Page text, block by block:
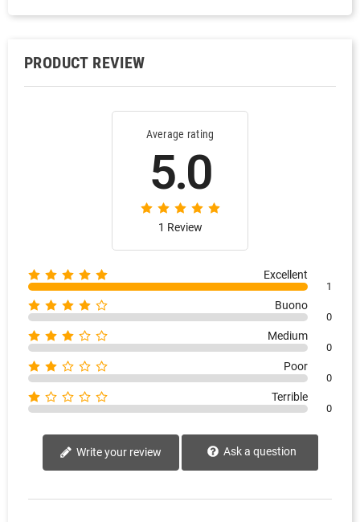
PRODUCT REVIEW
Average rating
5.0
1 Review
Excellent
1
Buono
0
Medium
0
Poor
0
Terrible
0
Write your review Ask a question